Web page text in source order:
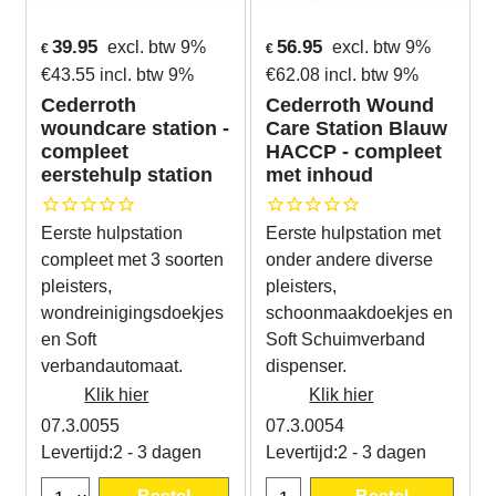
€ 39.95 excl. btw 9%
€43.55 incl. btw 9%
Cederroth
woundcare station -
compleet
eerstehulp station
Eerste hulpstation
compleet met 3 soorten
pleisters,
wondreinigingsdoekjes
en Soft
verbandautomaat.
Klik hier
07.3.0055
Levertijd:2 - 3 dagen
€ 56.95 excl. btw 9%
€62.08 incl. btw 9%
Cederroth Wound
Care Station Blauw
HACCP - compleet
met inhoud
Eerste hulpstation met
onder andere diverse
pleisters,
schoonmaakdoekjes en
Soft Schuimverband
dispenser.
Klik hier
07.3.0054
Levertijd:2 - 3 dagen